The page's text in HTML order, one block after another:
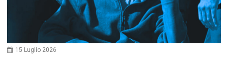
15 Luglio 2026